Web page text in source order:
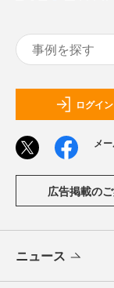
ログイン
メ
広告掲載の
ニュース